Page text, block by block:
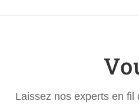
Laissez nos experts en